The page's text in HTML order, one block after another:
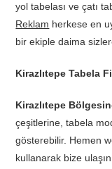
yol tabelası ve çatı
Reklam herkese en
bir ekiple daima
Kirazlıtepe Tabela
Kirazlıtepe
çeşitlerine, tabela
gösterebilir. Hemen
kullanarak bize